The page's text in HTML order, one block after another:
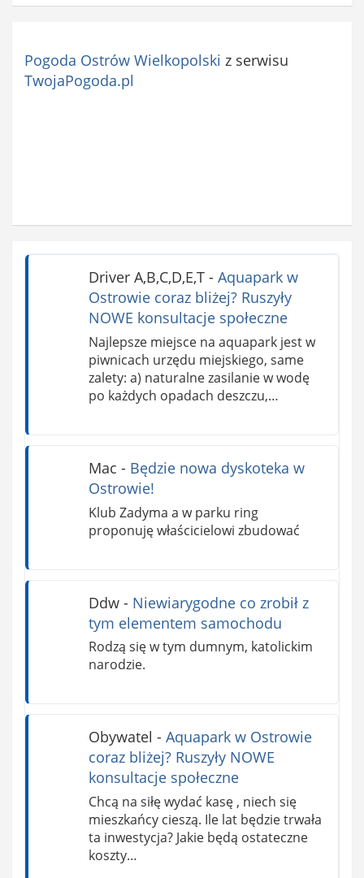
Pogoda Ostrów Wielkopolski z serwisu
TwojaPogoda.pl
Driver A,B,C,D,E,T- Aquapark w
Ostrowie coraz bliżej? Ruszyły
NOWE konsultacje społeczne
Najlepsze miejsce na aquapark jest w
piwnicach urzędu miejskiego, same
zalety: a) naturalne zasilanie w wodę
po każdych opadach deszczu,…
Mac - Będzie nowa dyskoteka w
Ostrowie!
Klub Zadyma a w parku ring
proponuję właścicielowi zbudować
Ddw- Niewiarygodne co zrobił z
tym elementem samochodu
Rodzą się w tym dumnym, katolickim
narodzie.
Obywatel - Aquapark w Ostrowie
coraz bliżej? Ruszyły NOWE
konsultacje społeczne
Chcą na siłę wydać kasę , niech się
mieszkańcy cieszą. Ile lat będzie trwała
ta inwestycja? Jakie będą ostateczne
koszty…